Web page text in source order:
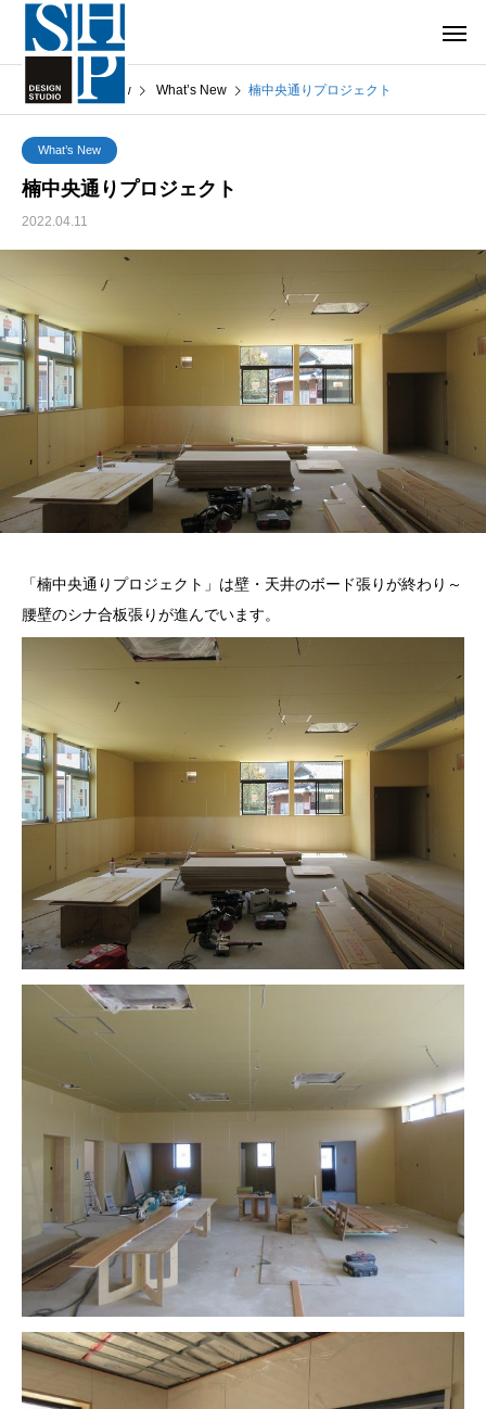
What’s New What’s New 楠中央通りプロジェクト
What’s New
楠中央通りプロジェクト
2022.04.11
「楠中央通りプロジェクト」は壁・天井のボード張りが終わり～
腰壁のシナ合板張りが進んでいます。